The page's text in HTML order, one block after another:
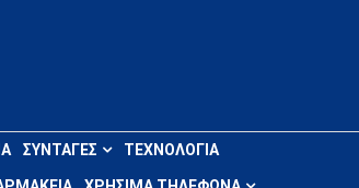
ΣΥΝΤΑΓΈΣ ΤΕΧΝΟΛΟΓΊΑ